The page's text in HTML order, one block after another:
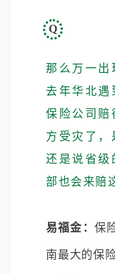
Q
那么万一出
去年华北遇
保险公司赔
方受灾了，
还是说省级
部也会来赔
易福金： 保
南最大的保